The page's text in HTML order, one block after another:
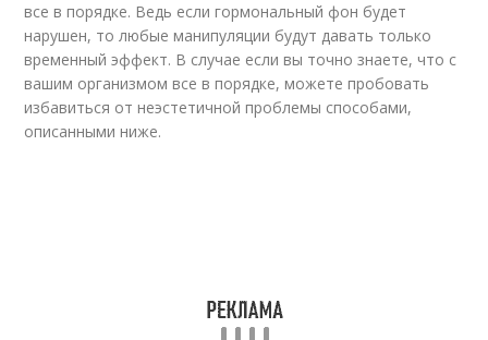
все в порядке. Ведь если гормональный фон будет
нарушен, то любые манипуляции будут давать только
временный эффект. В случае если вы точно знаете, что с
вашим организмом все в порядке, можете пробовать
избавиться от неэстетичной проблемы способами,
описанными ниже.